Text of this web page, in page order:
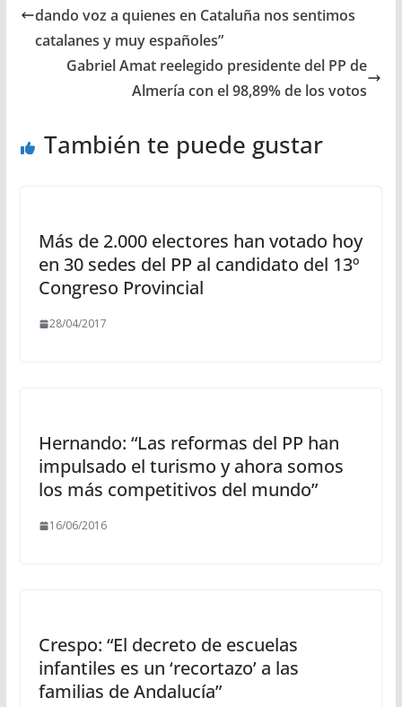
dando voz a quienes en Cataluña nos sentimos
catalanes y muy españoles”
Gabriel Amat reelegido presidente del PP de
Almería con el 98,89% de los votos
También te puede gustar
Más de 2.000 electores han votado hoy
en 30 sedes del PP al candidato del 13º
Congreso Provincial
28/04/2017
Hernando: “Las reformas del PP han
impulsado el turismo y ahora somos
los más competitivos del mundo”
16/06/2016
Crespo: “El decreto de escuelas
infantiles es un ‘recortazo’ a las
familias de Andalucía”